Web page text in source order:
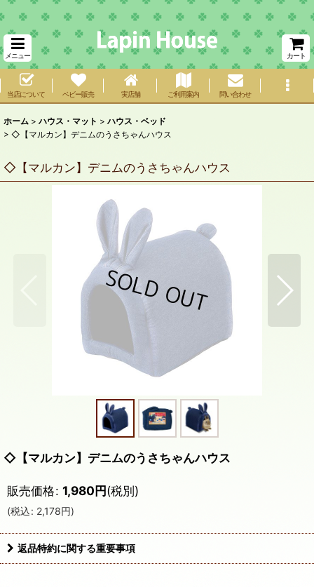
メニュー カート
当店について ベビー販売 実店舗 ご利用案内 問い合わせ
ホーム > ハウス・マット > ハウス・ベッド
> ◇【マルカン】デニムのうさちゃんハウス
◇【マルカン】デニムのうさちゃんハウス
◇【マルカン】デニムのうさちゃんハウス
販売価格: 1,980円(税別)
(税込: 2,178円)
返品特約に関する重要事項